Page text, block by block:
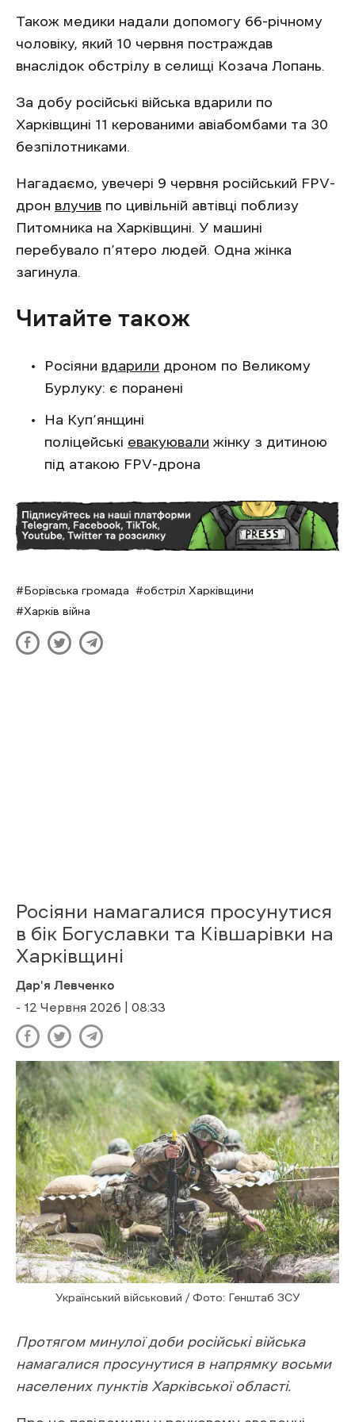
Також медики надали допомогу 66-річному
чоловіку, який 10 червня постраждав
внаслідок обстрілу в селищі Козача Лопань.
За добу російські війська вдарили по
Харківщині 11 керованими авіабомбами та 30
безпілотниками.
Нагадаємо, увечері 9 червня російський FPV-
дрон влучив по цивільній автівці поблизу
Питомника на Харківщині. У машині
перебувало п’ятеро людей. Одна жінка
загинула.
Читайте також
Росіяни вдарили дроном по Великому
Бурлуку: є поранені
На Куп’янщині
поліцейські евакуювали жінку з дитиною
під атакою FPV-дрона
Борівська громада
обстріл Харківщини
Харків війна
Український військовий / Фото: Генштаб ЗСУ
Протягом минулої доби російські війська
намагалися просунутися в напрямку восьми
населених пунктів Харківської області.
Про це повідомилиу ранковому зведенні
Генштабу.
На Куп’янському напрямку Сили оборони не
дали росіянам просунутися вперед у бік
На Південно-Слобожанському напрямку
армія РФ дев’ять разів атакував позиції
українських підрозділів в районах Стариця,